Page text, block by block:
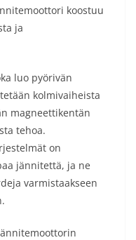
koostuu
ja
luo pyörivän
kolmivaiheista
magneettikentän
tehoa.
on
jännitettä, ja ne
varmistaakseen